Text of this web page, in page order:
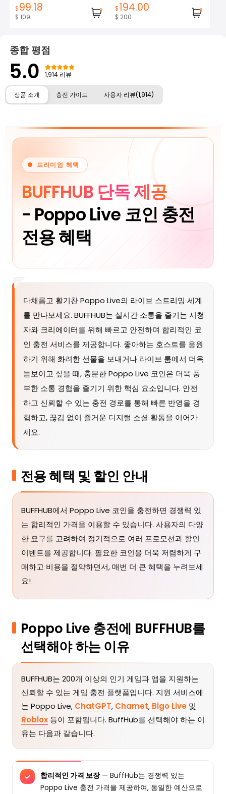
$99.18
$ 109
$194.00
$ 200
종합 평점
5.0 1,914 리뷰
상품 소개 충전 가이드 사용자 리뷰(1,914)
프리미엄 혜택
BUFFHUB 단독 제공
- Poppo Live 코인 충전
전용 혜택
다채롭고 활기찬 Poppo Live의 라이브 스트리밍 세계
를 만나보세요. BUFFHUB는 실시간 소통을 즐기는 시청
자와 크리에이터를 위해 빠르고 안전하며 합리적인 코
인 충전 서비스를 제공합니다. 좋아하는 호스트를 응원
하기 위해 화려한 선물을 보내거나 라이브 룸에서 더욱
돋보이고 싶을 때, 충분한 Poppo Live 코인은 더욱 풍
부한 소통 경험을 즐기기 위한 핵심 요소입니다. 안전
하고 신뢰할 수 있는 충전 경로를 통해 빠른 반영을 경
험하고, 끊김 없이 즐거운 디지털 소셜 활동을 이어가
세요.
전용 혜택 및 할인 안내
BUFFHUB에서 Poppo Live 코인을 충전하면 경쟁력 있
는 합리적인 가격을 이용할 수 있습니다. 사용자의 다양
한 요구를 고려하여 정기적으로 여러 프로모션과 할인
이벤트를 제공합니다. 필요한 코인을 더욱 저렴하게 구
매하고 비용을 절약하면서, 매번 더 큰 혜택을 누려보세
요!
Poppo Live 충전에 BUFFHUB를
선택해야 하는 이유
BUFFHUB는 200개 이상의 인기 게임과 앱을 지원하는
신뢰할 수 있는 게임 충전 플랫폼입니다. 지원 서비스에
는 Poppo Live, ChatGPT, Chamet, Bigo Live및
Roblox등이 포함됩니다. BuffHub를 선택해야 하는 이
유는 다음과 같습니다.
✓ 합리적인 가격 보장— BuffHub는 경쟁력 있는
Poppo Live 충전 가격을 제공하여, 동일한 예산으로